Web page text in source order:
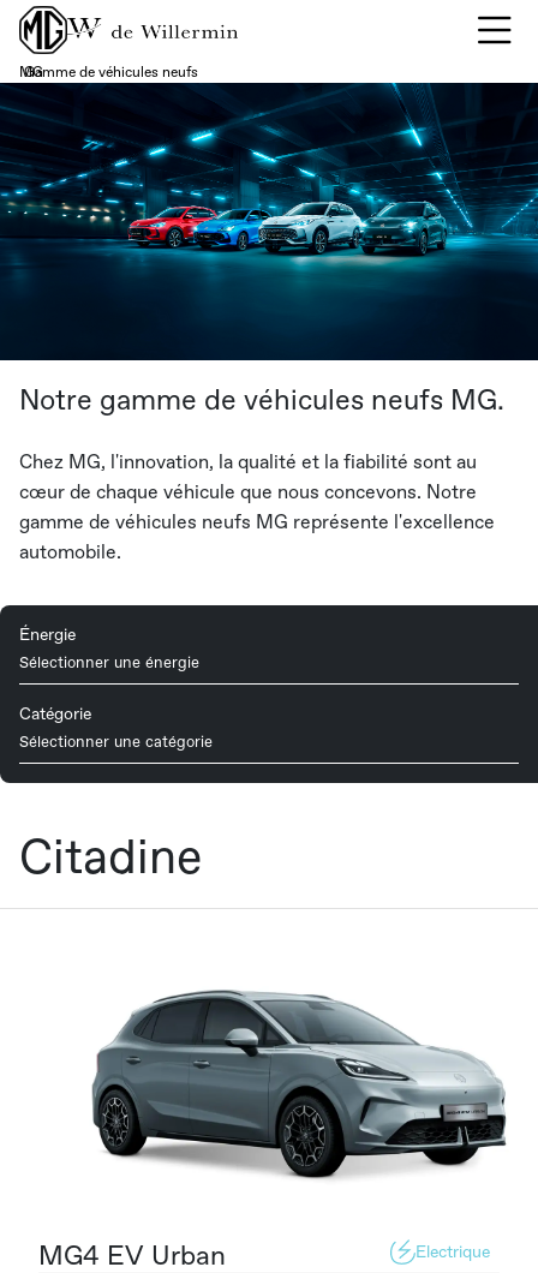
MG
›
Gamme de véhicules neufs
Notre gamme de véhicules neufs MG.
Chez MG, l'innovation, la qualité et la fiabilité sont au
cœur de chaque véhicule que nous concevons. Notre
gamme de véhicules neufs MG représente l'excellence
automobile.
Énergie
Sélectionner une énergie
Catégorie
Sélectionner une catégorie
Citadine
MG4 EV Urban Electrique